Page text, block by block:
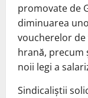
promovate de
diminuarea
voucherelor de
hrană, precum
noii legi a
Sindicaliștii